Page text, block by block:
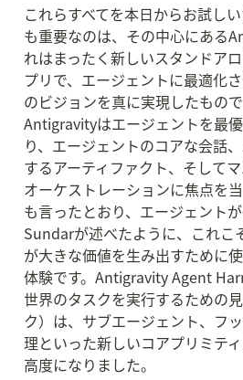
これらすべてを本日からお試し
も重要なのは、その中心にある
れはまったく新しいスタンドア
プリで、エージェントに最適化
のビジョンを真に実現したもの
Antigravityはエージェントを最
り、エージェントのコアな会話
するアーティファクト、そして
オーケストレーションに焦点を
も言ったとおり、エージェントが
Sundarが述べたように、これこ
が大きな価値を生み出すために
体験です。Antigravity Agent
世界のタスクを実行するための
ク）は、サブエージェント、フ
理といった新しいコアプリミテ
高度になりました。